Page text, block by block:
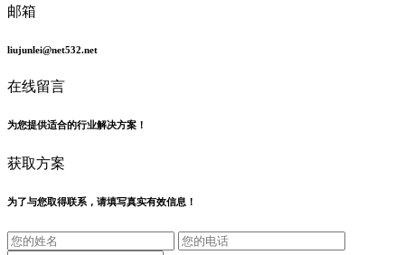
邮箱
liujunlei@net532.net
在线留言
为您提供适合的行业解决方案！
获取方案
为了与您取得联系，请填写真实有效信息！